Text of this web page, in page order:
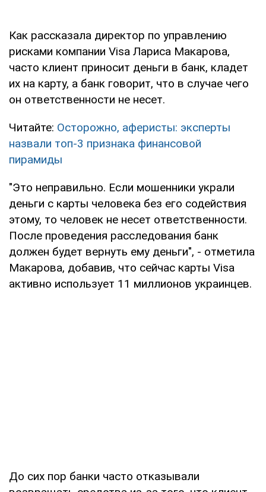
Как рассказала директор по управлению
рисками компании Visa Лариса Макарова,
часто клиент приносит деньги в банк, кладет
их на карту, а банк говорит, что в случае чего
он ответственности не несет.
Читайте: Осторожно, аферисты: эксперты
назвали топ-3 признака финансовой
пирамиды
"Это неправильно. Если мошенники украли
деньги с карты человека без его содействия
этому, то человек не несет ответственности.
После проведения расследования банк
должен будет вернуть ему деньги", - отметила
Макарова, добавив, что сейчас карты Visa
активно использует 11 миллионов украинцев.
До сих пор банки часто отказывали